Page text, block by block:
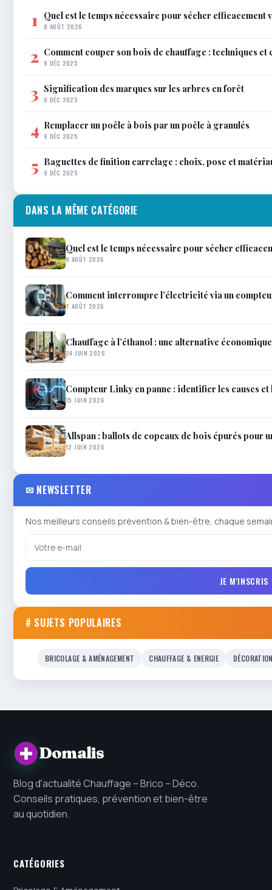
1 Quel est le temps nécessaire pour sécher efficacement
8 AOÛT 2026
2 Comment couper son bois de chauffage : techniques et
9 DÉC 2025
3 Signification des marques sur les arbres en forêt
9 DÉC 2025
4 Remplacer un poêle à bois par un poêle à granulés
9 DÉC 2025
5 Baguettes de finition carrelage : choix, pose et
9 DÉC 2025
DANS LA MÊME CATÉGORIE
Quel est le temps nécessaire pour sécher
8 AOÛT 2026
Comment interrompre l’électricité via un
7 AOÛT 2026
Chauffage à l’éthanol : une alternative
24 JUIN 2026
Compteur Linky en panne : identifier les causes
15 JUIN 2026
Allspan : ballots de copeaux de bois épurés pour
12 JUIN 2026
✉ NEWSLETTER
Nos meilleurs conseils prévention & bien-être, chaque
JE M'INSCRIS
# SUJETS POPULAIRES
BRICOLAGE & AMÉNAGEMENT CHAUFFAGE & ENERGIE
Domalis
Blog d'actualité Chauffage – Brico – Déco.
Conseils pratiques, prévention et bien-être
au quotidien.
CATÉGORIES